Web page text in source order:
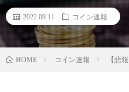
2022.09.11 コイン速報
HOME コイン速報 【悲